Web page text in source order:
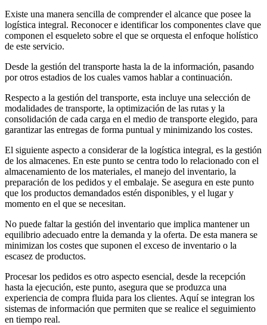
Existe una manera sencilla de comprender el alcance que posee la
logística integral. Reconocer e identificar los componentes clave que
componen el esqueleto sobre el que se orquesta el enfoque holístico
de este servicio.
Desde la gestión del transporte hasta la de la información, pasando
por otros estadios de los cuales vamos hablar a continuación.
Respecto a la gestión del transporte, esta incluye una selección de
modalidades de transporte, la optimización de las rutas y la
consolidación de cada carga en el medio de transporte elegido, para
garantizar las entregas de forma puntual y minimizando los costes.
El siguiente aspecto a considerar de la logística integral, es la gestión
de los almacenes. En este punto se centra todo lo relacionado con el
almacenamiento de los materiales, el manejo del inventario, la
preparación de los pedidos y el embalaje. Se asegura en este punto
que los productos demandados estén disponibles, y el lugar y
momento en el que se necesitan.
No puede faltar la gestión del inventario que implica mantener un
equilibrio adecuado entre la demanda y la oferta. De esta manera se
minimizan los costes que suponen el exceso de inventario o la
escasez de productos.
Procesar los pedidos es otro aspecto esencial, desde la recepción
hasta la ejecución, este punto, asegura que se produzca una
experiencia de compra fluida para los clientes. Aquí se integran los
sistemas de información que permiten que se realice el seguimiento
en tiempo real.